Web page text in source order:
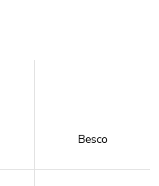
Besco